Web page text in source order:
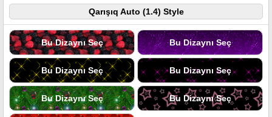
Qarışıq Auto (1.4) Style
Bu Dizaynı Seç Bu Dizaynı Seç
Bu Dizaynı Seç Bu Dizaynı Seç
Bu Dizaynı Seç Bu Dizaynı Seç